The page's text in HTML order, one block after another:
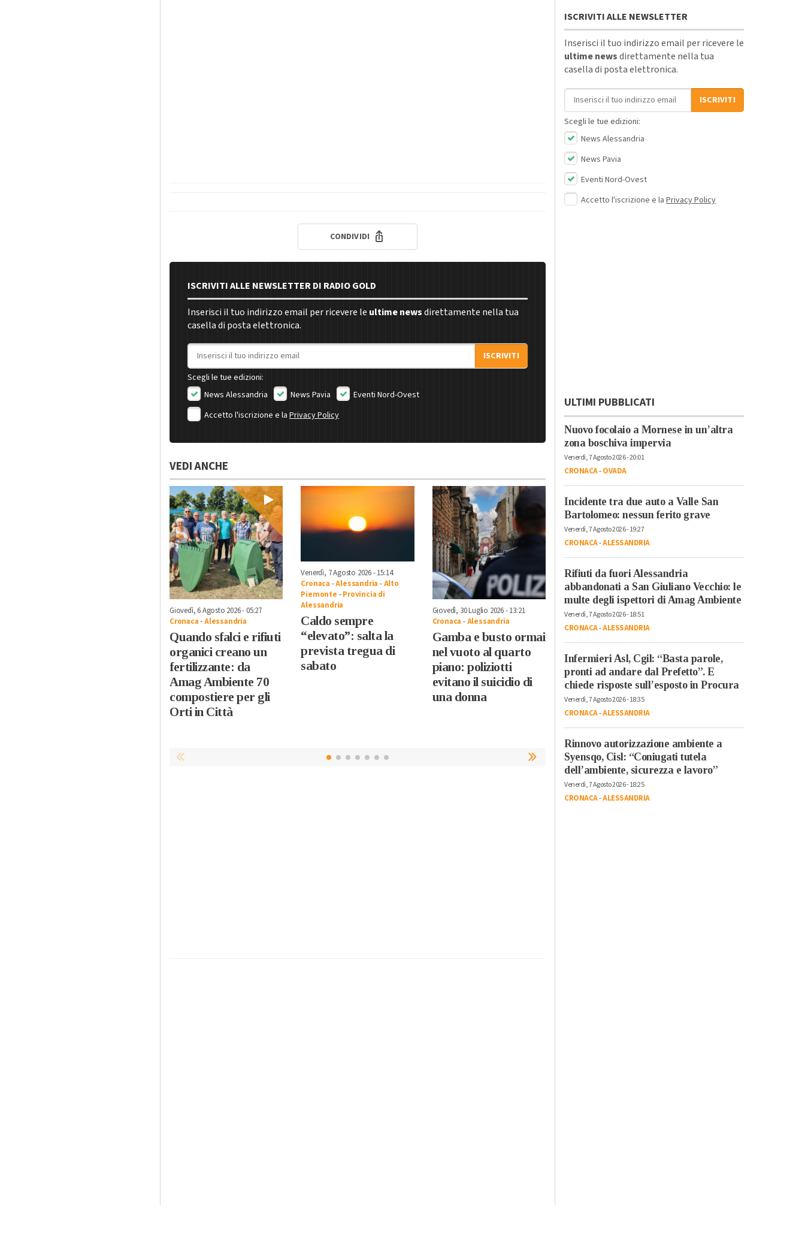
CONDIVIDI
ISCRIVITI ALLE NEWSLETTER DI RADIO GOLD
Inserisci il tuo indirizzo email per ricevere le ultime newsdirettamente nella tua
casella di posta elettronica.
Indirizzo email
ISCRIVITI
Scegli le tue edizioni:
News Alessandria
News Pavia
Eventi Nord-Ovest
Accetto l'iscrizione e la Privacy Policy
VEDI ANCHE
Giovedì, 6 Agosto 2026 - 05:27
Cronaca-Alessandria
Quando sfalci e rifiuti
organici creano un
fertilizzante: da
Amag Ambiente 70
compostiere per gli
Orti in Città
Venerdì, 7 Agosto 2026 - 15:14
Cronaca -Alessandria -Alto
Piemonte -Provincia di
Alessandria
Caldo sempre
“elevato”: salta la
prevista tregua di
sabato
Giovedì, 30 Luglio 2026 - 13:21
Cronaca -Alessandria
Gamba e busto ormai
nel vuoto al quarto
piano: poliziotti
evitano il suicidio di
una donna
Domenica, 2 Agosto 2026 - 12:33
Cronaca
-Alessandria
Piemonte-Biella-Novara
Il caldo non molla:
almeno fino a martedì
massime anche di 38
gradi
Cronaca-Alessandria
Addio alla
Martinotti: “Faceva
parlare insieme le
arti”
ISCRIVITI ALLE NEWSLETTER
Inserisci il tuo indirizzo email per ricevere le
ultime newsdirettamente nella tua
casella di posta elettronica.
Indirizzo email
ISCRIVITI
Scegli le tue edizioni:
News Alessandria
News Pavia
Eventi Nord-Ovest
Accetto l'iscrizione e la Privacy Policy
ULTIMI PUBBLICATI
Nuovo focolaio a Mornese in un’altra
zona boschiva impervia
Venerdì, 7 Agosto 2026 - 20:01
CRONACA-OVADA
Incidente tra due auto a Valle San
Bartolomeo: nessun ferito grave
Venerdì, 7 Agosto 2026 - 19:27
CRONACA-ALESSANDRIA
Rifiuti da fuori Alessandria
abbandonati a San Giuliano Vecchio: le
multe degli ispettori di Amag Ambiente
Venerdì, 7 Agosto 2026 - 18:51
CRONACA-ALESSANDRIA
Infermieri Asl, Cgil: “Basta parole,
pronti ad andare dal Prefetto”. E
chiede risposte sull’esposto in Procura
Venerdì, 7 Agosto 2026 - 18:35
CRONACA-ALESSANDRIA
Rinnovo autorizzazione ambiente a
Syensqo, Cisl: “Coniugati tutela
dell’ambiente, sicurezza e lavoro”
Venerdì, 7 Agosto 2026 - 18:25
CRONACA-ALESSANDRIA